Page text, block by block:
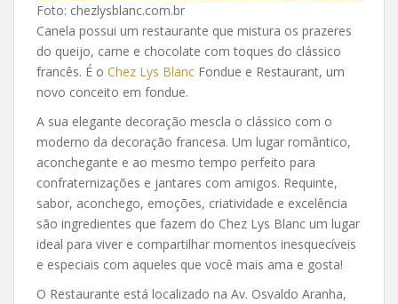
Foto: chezlysblanc.com.br
Canela possui um restaurante que mistura os prazeres
do queijo, carne e chocolate com toques do clássico
francês. É o Chez Lys Blanc Fondue e Restaurant, um
novo conceito em fondue.
A sua elegante decoração mescla o clássico com o
moderno da decoração francesa. Um lugar romântico,
aconchegante e ao mesmo tempo perfeito para
confraternizações e jantares com amigos. Requinte,
sabor, aconchego, emoções, criatividade e excelência
são ingredientes que fazem do Chez Lys Blanc um lugar
ideal para viver e compartilhar momentos inesquecíveis
e especiais com aqueles que você mais ama e gosta!
O Restaurante está localizado na Av. Osvaldo Aranha,